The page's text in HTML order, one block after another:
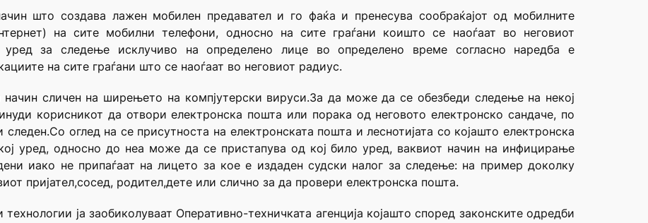
што создава лажен мобилен предавател и го фаќа и пренесува сообраќајот од мобилните
на сите мобилни телефони, односно на сите граѓани коишто се наоѓаат во неговиот
уред за следење исклучиво на определено лице во определено време согласно наредба е
на сите граѓани што се наоѓаат во неговиот радиус.
начин сличен на ширењето на компјутерски вируси.За да може да се обезбеди следење на некој
корисникот да отвори електронска пошта или порака од неговото електронско сандаче, по
оглед на се присутноста на електронската пошта и леснотијата со којашто електронска
уред, односно до неа може да се пристапува од кој било уред, ваквиот начин на инфицирање
иако не припаѓаат на лицето за кое е издаден судски налог за следење: на пример доколку
пријател,сосед, родител,дете или слично за да провери електронска пошта.
ја заобиколуваат Оперативно-техничката агенција којашто според законските одредби